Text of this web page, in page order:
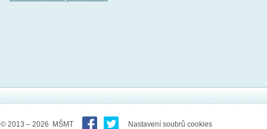
© 2013 – 2026 MŠMT Nastavení soubrů cookies